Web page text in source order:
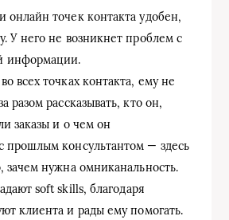
онлайн точек контакта удобен,
У него не возникнет проблем с
информации.
всех точках контакта, ему не
разом рассказывать, кто он,
заказы и о чем он
прошлым консультантом — здесь
зачем нужна омниканальность.
soft skills, благодаря
клиента и рады ему помогать.